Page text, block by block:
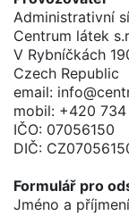
Administrativní
Centrum látek
V Rybníčkách
Czech Republic
email:
mobil: +420
IČO: 07056150
DIČ:
Formulář pro
Jméno a